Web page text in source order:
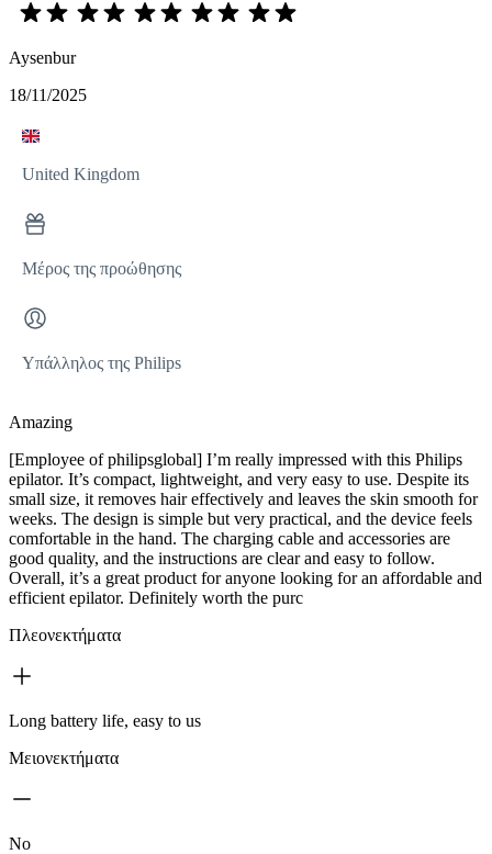
Aysenbur
18/11/2025
United Kingdom
Μέρος της προώθησης
Υπάλληλος της Philips
Amazing
[Employee of philipsglobal] I’m really impressed with this Philips
epilator. It’s compact, lightweight, and very easy to use. Despite its
small size, it removes hair effectively and leaves the skin smooth for
weeks. The design is simple but very practical, and the device feels
comfortable in the hand. The charging cable and accessories are
good quality, and the instructions are clear and easy to follow.
Overall, it’s a great product for anyone looking for an affordable and
efficient epilator. Definitely worth the purc
Πλεονεκτήματα
Long battery life, easy to us
Μειονεκτήματα
No